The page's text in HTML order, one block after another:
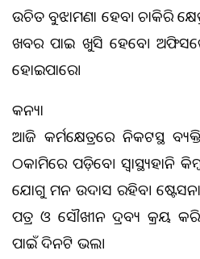
ଉଚିତ ବୁଝାମଣା ହେବ। ଚାକିରି
ଖବର ପାଇ ଖୁସି ହେବେ। ଅଫିସରେ
ହୋଇପାରେ।
କନ୍ୟା
ଆଜି କର୍ମକ୍ଷେତ୍ରରେ ନିକଟସ୍ଥ
ଠକାମିରେ ପଡ଼ିବେ। ସ୍ବାସ୍ଥ୍ୟହାନି
ଯୋଗୁ ମନ ଉଦାସ ରହିବ।
ପତ୍ର ଓ ସୌଖୀନ ଦ୍ରବ୍ୟ କ୍ରୟ
ପାଇଁ ଦିନଟି ଭଲ।